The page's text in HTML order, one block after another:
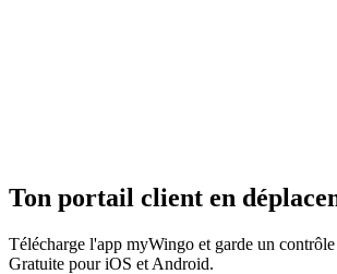
Ton portail client en
Télécharge l'app myWingo et garde un
Gratuite pour iOS et Android.